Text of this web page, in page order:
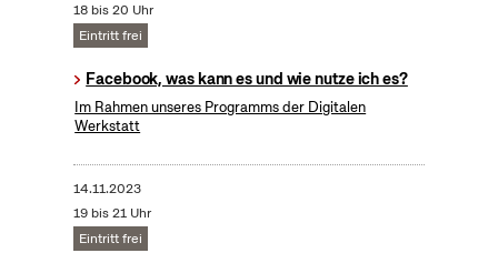
18 bis 20 Uhr
Eintritt frei
Facebook, was kann es und wie nutze ich es?
Im Rahmen unseres Programms der Digitalen
Werkstatt
14.11.2023
19 bis 21 Uhr
Eintritt frei